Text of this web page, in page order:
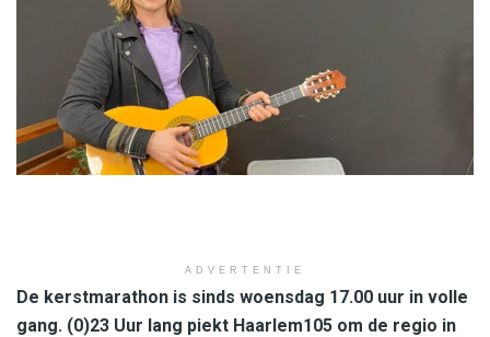
ADVERTENTIE
De kerstmarathon is sinds woensdag 17.00 uur in volle
gang. (0)23 Uur lang piekt Haarlem105 om de regio in